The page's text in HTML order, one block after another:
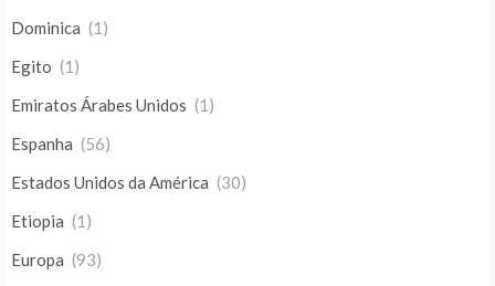
Dominica (1)
Egito (1)
Emiratos Árabes Unidos (1)
Espanha (56)
Estados Unidos da América (30)
Etiopia (1)
Europa (93)